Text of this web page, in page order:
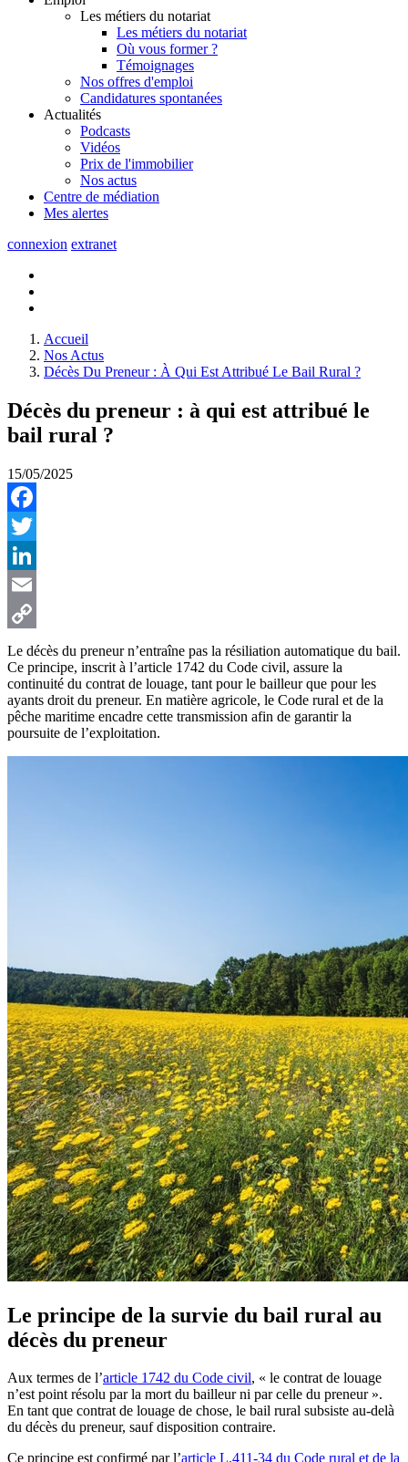
Les métiers du notariat
Les métiers du notariat
Où vous former ?
Témoignages
Nos offres d'emploi
Candidatures spontanées
Actualités
Podcasts
Vidéos
Prix de l'immobilier
Nos actus
Centre de médiation
Mes alertes
connexion extranet
Accueil
Nos Actus
Décès Du Preneur : À Qui Est Attribué Le Bail Rural ?
Décès du preneur : à qui est attribué le
bail rural ?
15/05/2025
Facebook
Twitter
LinkedIn
Email
Copy
Link
Le décès du preneur n’entraîne pas la résiliation automatique du bail.
Ce principe, inscrit à l’article 1742 du Code civil, assure la
continuité du contrat de louage, tant pour le bailleur que pour les
ayants droit du preneur. En matière agricole, le Code rural et de la
pêche maritime encadre cette transmission afin de garantir la
poursuite de l’exploitation.
Le principe de la survie du bail rural au
décès du preneur
Aux termes de l’article 1742 du Code civil, « le contrat de louage
n’est point résolu par la mort du bailleur ni par celle du preneur ».
En tant que contrat de louage de chose, le bail rural subsiste au-delà
du décès du preneur, sauf disposition contraire.
Ce principe est confirmé par l’article L.411-34 du Code rural et de la